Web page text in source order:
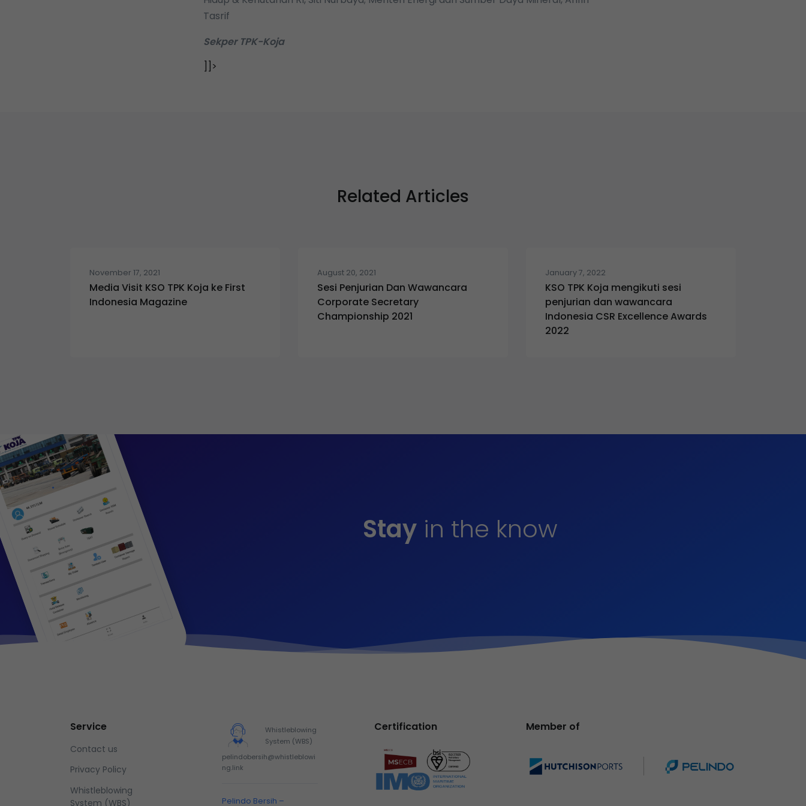
Tasrif
Sekper TPK-Koja
]]>
Related Articles
November 17, 2021
Media Visit KSO TPK Koja ke First
Indonesia Magazine
August 20, 2021
Sesi Penjurian Dan Wawancara
Corporate Secretary
Championship 2021
January 7, 2022
KSO TPK Koja mengikuti sesi
penjurian dan wawancara
Indonesia CSR Excellence Awards
2022
Stayin the know
Service
Contact us
Privacy Policy
Whistleblowing
System (WBS)
Whistleblowing
System (WBS)
pelindobersih@whistleblowi
ng.link
Pelindo Bersih –
Certification Member of